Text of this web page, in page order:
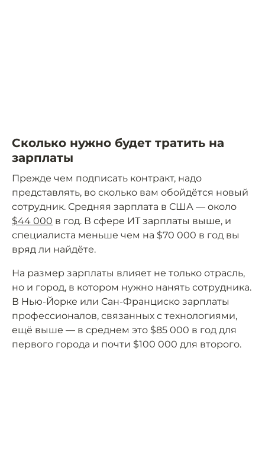
Сколько нужно будет тратить на
зарплаты
Прежде чем подписать контракт, надо
представлять, во сколько вам обойдётся новый
сотрудник. Средняя зарплата в США — около
$44 000 в год. В сфере ИТ зарплаты выше, и
специалиста меньше чем на $70 000 в год вы
вряд ли найдёте.
На размер зарплаты влияет не только отрасль,
но и город, в котором нужно нанять сотрудника.
В Нью-Йорке или Сан-Франциско зарплаты
профессионалов, связанных с технологиями,
ещё выше — в среднем это $85 000 в год для
первого города и почти $100 000 для второго.